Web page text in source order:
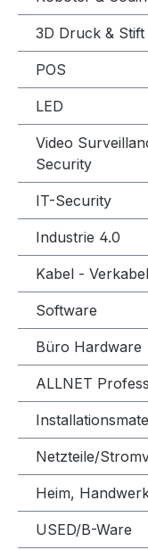
3D Druck & Stift
POS
LED
Video
Security
IT-Security
Industrie 4.0
Kabel -
Software
Büro Hardware
ALLNET
Netzteile/
Heim,
USED/B-Ware